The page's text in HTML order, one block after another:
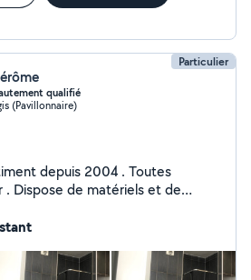
Particulier
qualifié
(Pavillonnaire)
depuis 2004 . Toutes
Dispose de matériels et de